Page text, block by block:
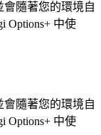
隨著您的環境自
Options+ 中使
隨著您的環境自
Options+ 中使